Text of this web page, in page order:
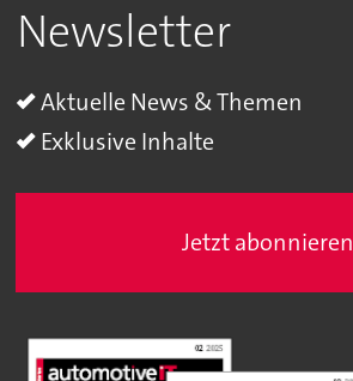
Newsletter
Aktuelle News & Themen
Exklusive Inhalte
Jetzt abonnieren